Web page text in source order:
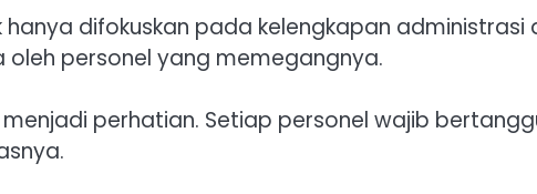
difokuskan pada kelengkapan
personel yang memegangnya.
perhatian. Setiap personel wajib